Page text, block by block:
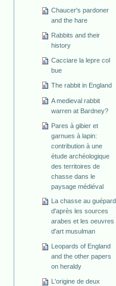
Chaucer's pardoner
and the hare
Rabbits and their
history
Cacciare la lepre col
bue
The rabbit in England
A medieval rabbit
warren at Bardney?
Pares à gibier et
garnues à lapin:
contribution à une
étude archéologique
des territoires de
chasse dans le
paysage médiéval
La chasse au guépard
d'après les sources
arabes et les oeuvres
d'art musulman
Leopards of England
and the other papers
on heraldy
L'origine de deux